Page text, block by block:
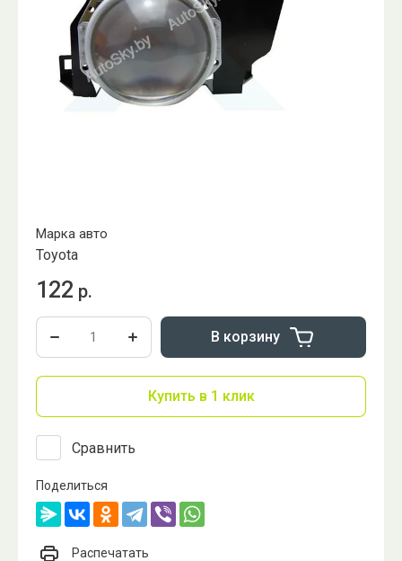
Марка авто
Toyota
122 р.
В корзину
Купить в 1 клик
Сравнить
Поделиться
Распечатать